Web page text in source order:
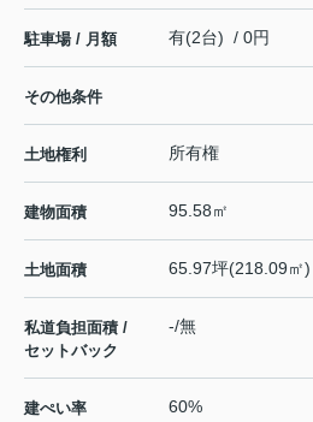
駐車場 / 月額 有(2台) / 0円
その他条件
土地権利 所有権
建物面積 95.58㎡
土地面積 65.97坪(218.09㎡)
私道負担面積 /
セットバック
-/無
建ぺい率 60%